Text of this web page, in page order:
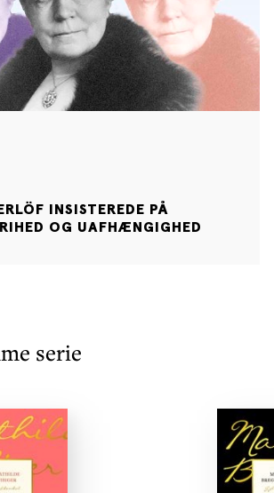
INSISTEREDE PÅ
OG UAFHÆNGIGHED
serie